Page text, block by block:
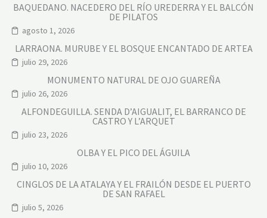
BAQUEDANO. NACEDERO DEL RÍO UREDERRA Y EL BALCÓN
DE PILATOS
agosto 1, 2026
LARRAONA. MURUBE Y EL BOSQUE ENCANTADO DE ARTEA
julio 29, 2026
MONUMENTO NATURAL DE OJO GUAREÑA
julio 26, 2026
ALFONDEGUILLA. SENDA D’AIGUALIT, EL BARRANCO DE
CASTRO Y L’ARQUET
julio 23, 2026
OLBA Y EL PICO DEL ÁGUILA
julio 10, 2026
CINGLOS DE LA ATALAYA Y EL FRAILÓN DESDE EL PUERTO
DE SAN RAFAEL
julio 5, 2026